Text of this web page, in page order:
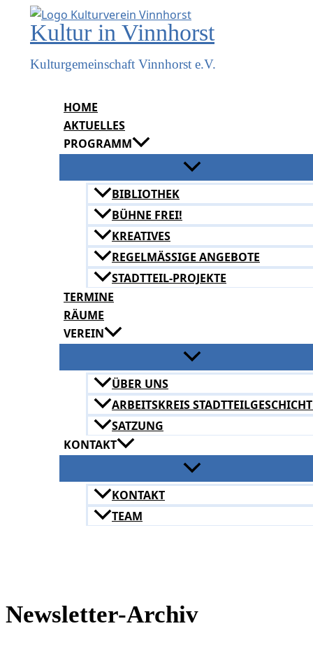
InhaltKultur in Vinnhorst
Kulturgemeinschaft Vinnhorst e.V.
HOME
AKTUELLES
PROGRAMM
BIBLIOTHEK
BÜHNE FREI!
KREATIVES
REGELMÄSSIGE ANGEBOTE
STADTTEIL-PROJEKTE
TERMINE
RÄUME
VEREIN
ÜBER UNS
ARBEITSKREIS
SATZUNG
KONTAKT
KONTAKT
TEAM
Newsletter-Archiv